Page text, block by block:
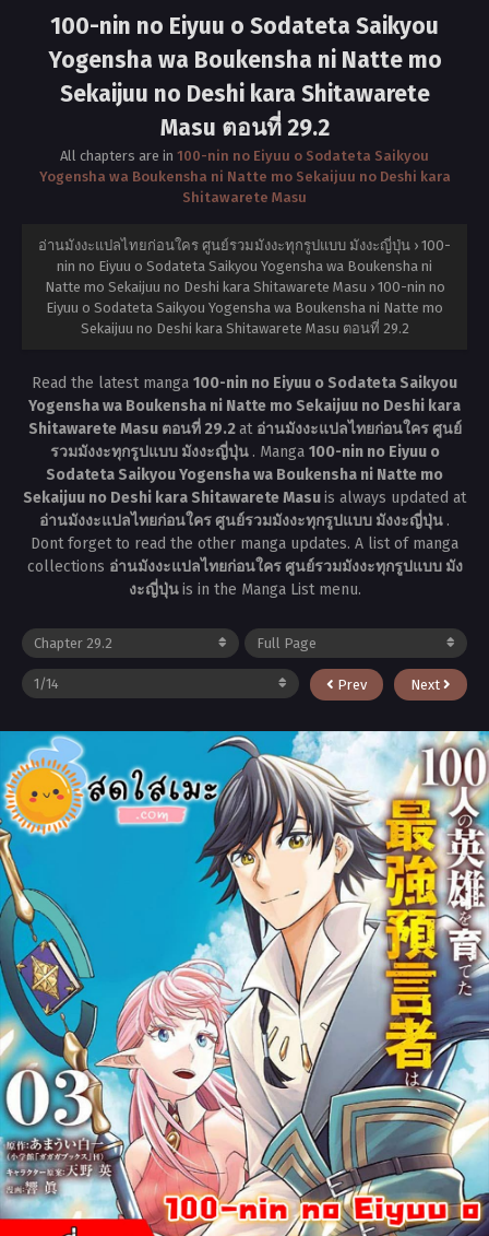
100-nin no Eiyuu o Sodateta Saikyou
Yogensha wa Boukensha ni Natte mo
Sekaijuu no Deshi kara Shitawarete
Masu ตอนที่ 29.2
All chapters are in 100-nin no Eiyuu o Sodateta Saikyou
Yogensha wa Boukensha ni Natte mo Sekaijuu no Deshi kara
Shitawarete Masu
อ่านมังงะแปลไทยก่อนใคร ศูนย์รวมมังงะทุกรูปแบบ มังงะญี่ปุ่น › 100-
nin no Eiyuu o Sodateta Saikyou Yogensha wa Boukensha ni
Natte mo Sekaijuu no Deshi kara Shitawarete Masu › 100-nin no
Eiyuu o Sodateta Saikyou Yogensha wa Boukensha ni Natte mo
Sekaijuu no Deshi kara Shitawarete Masu ตอนที่ 29.2
Read the latest manga 100-nin no Eiyuu o Sodateta Saikyou
Yogensha wa Boukensha ni Natte mo Sekaijuu no Deshi kara
Shitawarete Masu ตอนที่ 29.2at อ่านมังงะแปลไทยก่อนใคร ศูนย์
รวมมังงะทุกรูปแบบ มังงะญี่ปุ่น . Manga 100-nin no Eiyuu o
Sodateta Saikyou Yogensha wa Boukensha ni Natte mo
Sekaijuu no Deshi kara Shitawarete Masuis always updated at
อ่านมังงะแปลไทยก่อนใคร ศูนย์รวมมังงะทุกรูปแบบ มังงะญี่ปุ่น .
Dont forget to read the other manga updates. A list of manga
collections อ่านมังงะแปลไทยก่อนใคร ศูนย์รวมมังงะทุกรูปแบบ มัง
งะญี่ปุ่นis in the Manga List menu.
Prev Next